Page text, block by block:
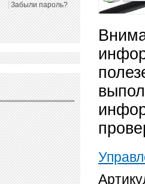
Забыли пароль?